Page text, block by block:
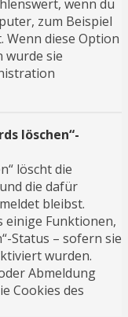
wenn du
zum Beispiel
Wenn diese Option
wurde sie
löschen“-
löscht die
die dafür
bleibst.
einige Funktionen,
Status – sofern sie
wurden.
Abmeldung
Cookies des